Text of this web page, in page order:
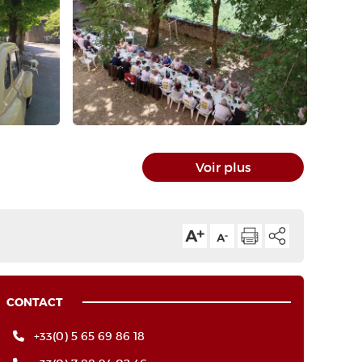
Voir plus
CONTACT
+33(0) 5 65 69 86 18